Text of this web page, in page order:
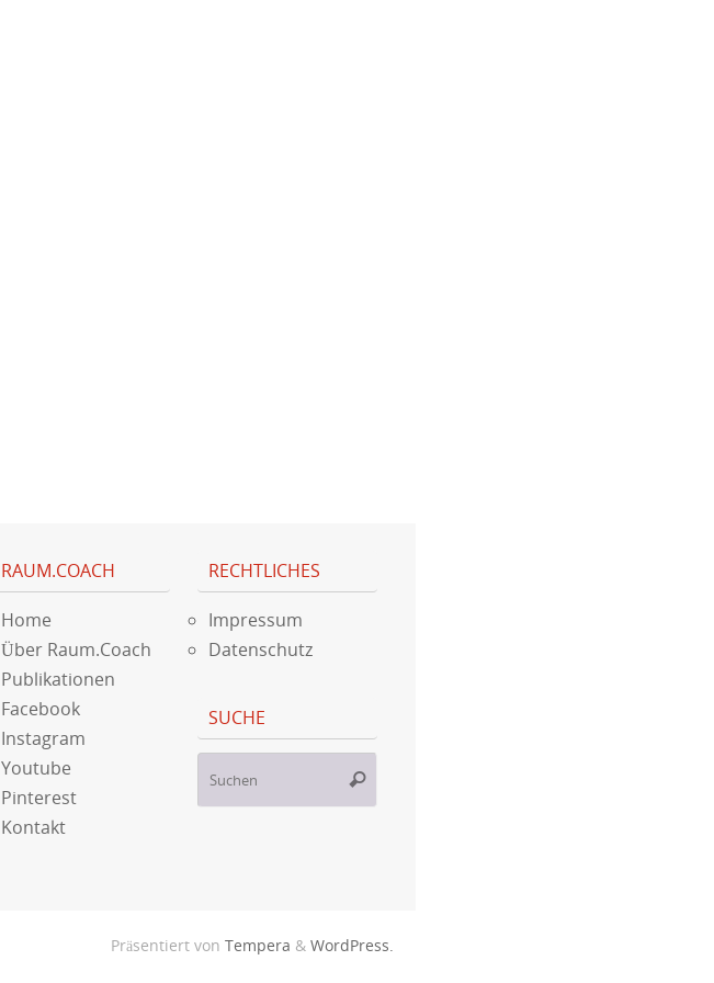
RAUM.COACH
Home
Über Raum.Coach
Publikationen
Facebook
Instagram
Youtube
Pinterest
Kontakt
RECHTLICHES
Impressum
Datenschutz
SUCHE
Suchen
Präsentiert von Tempera & WordPress.